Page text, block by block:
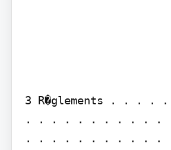
3 R�glements . . .
. . . . . . . . . . .
. . . . . . . . . . .